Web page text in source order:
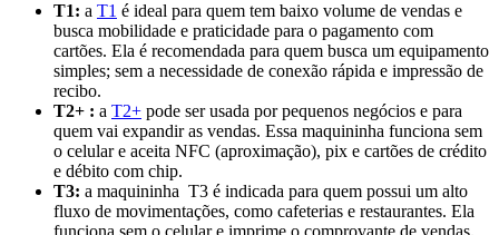
T1: a T1 é ideal para quem tem baixo volume de vendas e
busca mobilidade e praticidade para o pagamento com
cartões. Ela é recomendada para quem busca um equipamento
simples; sem a necessidade de conexão rápida e impressão de
recibo.
T2+ : a T2+ pode ser usada por pequenos negócios e para
quem vai expandir as vendas. Essa maquininha funciona sem
o celular e aceita NFC (aproximação), pix e cartões de crédito
e débito com chip.
T3: a maquininha T3 é indicada para quem possui um alto
fluxo de movimentações, como cafeterias e restaurantes. Ela
funciona sem o celular e imprime o comprovante de vendas.